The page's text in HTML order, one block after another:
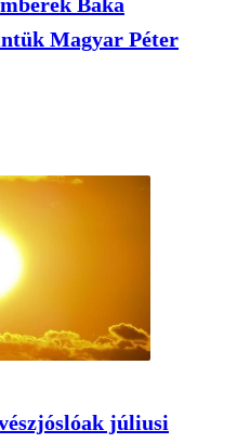
Magyar Péter
júliusi